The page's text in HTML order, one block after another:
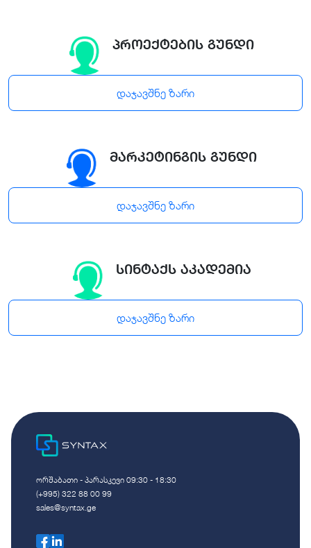
პროექტების გუნდი
დაჯავშნე ზარი
მარკეტინგის გუნდი
დაჯავშნე ზარი
სინტაქს აკადემია
დაჯავშნე ზარი
ორშაბათი - პარასკევი 09:30 - 18:30
(+995) 322 88 00 99
sales@syntax.ge